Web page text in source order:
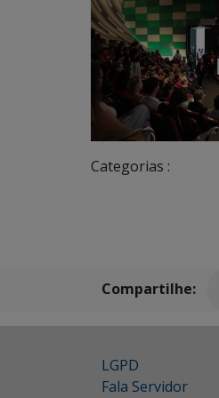
Categorias :
Compartilhe:
LGPD
Fala Servidor